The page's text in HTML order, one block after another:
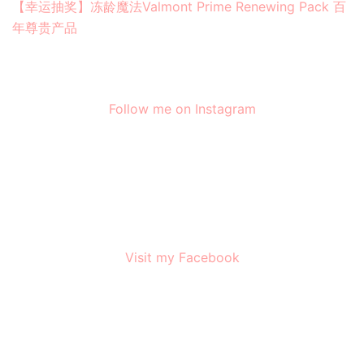
【幸运抽奖】冻龄魔法Valmont Prime Renewing Pack 百
年尊贵产品
Follow me on Instagram
Visit my Facebook